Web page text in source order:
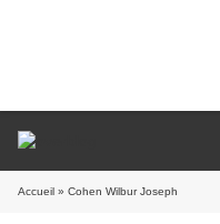
Accueil » Cohen Wilbur Joseph